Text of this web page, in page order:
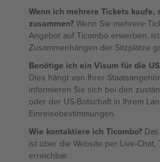
Wenn ich mehrere Tickets kaufe,
zusammen? Wenn Sie mehrere
Angebot auf Ticombo erwerben,
Zusammenhängen der Sitzplätze
Benötige ich ein Visum für die
Dies hängt von Ihrer
informieren Sie sich bei den
oder der US-Botschaft in Ihrem
Einreisebestimmungen.
Wie kontaktiere ich Ticombo?
ist über die Website per Live-Chat,
erreichbar.